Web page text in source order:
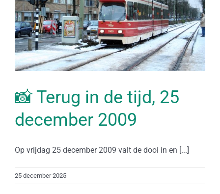
📸 Terug in de tijd, 25
december 2009
Op vrijdag 25 december 2009 valt de dooi in en [...]
25 december 2025